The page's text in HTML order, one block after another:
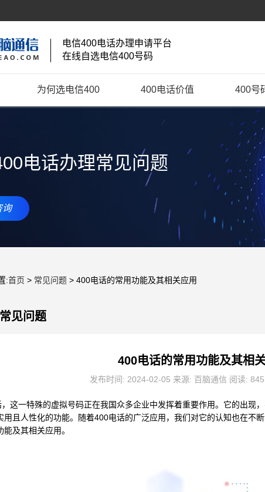
电信400电话办理申请平台
在线自选电信400号码
为何选电信400 400电话价值 400号
电话办理常见问题
询
:首页 > 常见问题 > 400电话的常用功能及其相关应用
见问题
400电话的常用功能及其相
发布时间: 2024-02-05 来源: 百脑通信 阅读:
这一特殊的虚拟号码正在我国众多企业中发挥着重要作用。它的出现
用且人性化的功能。随着400电话的广泛应用，我们对它的认知也在不
能及其相关应用。